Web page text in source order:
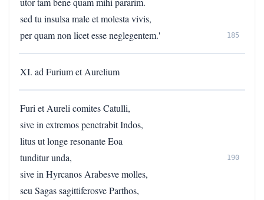
sed tu insulsa male et molesta vivis,
per quam non licet esse neglegentem.'
185
XI. ad Furium et Aurelium
Furi et Aureli comites Catulli,
sive in extremos penetrabit Indos,
litus ut longe resonante Eoa
tunditur unda,
190
sive in Hyrcanos Arabesve molles,
seu Sagas sagittiferosve Parthos,